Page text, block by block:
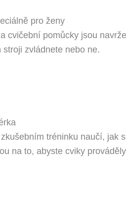
pro ženy
cvičební pomůcky jsou
zvládnete nebo ne.
tréninku naučí, jak
na to, abyste cviky